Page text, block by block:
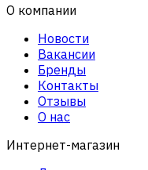
О компании
Новости
Вакансии
Бренды
Контакты
Отзывы
О нас
Интернет-магазин